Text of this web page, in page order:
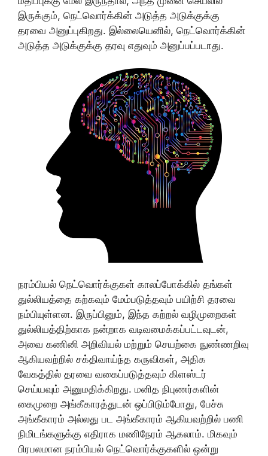
இருக்கும், நெட்வொர்க்கின் அடுத்த அடுக்குக்கு
தரவை அனுப்புகிறது. இல்லையெனில், நெட்வொர்க்கின்
அடுத்த அடுக்குக்கு தரவு எதுவும் அனுப்பப்படாது.
நரம்பியல் நெட்வொர்க்குகள் காலப்போக்கில் தங்கள்
துல்லியத்தை கற்கவும் மேம்படுத்தவும் பயிற்சி தரவை
நம்பியுள்ளன. இருப்பினும், இந்த கற்றல் வழிமுறைகள்
துல்லியத்திற்காக நன்றாக வடிவமைக்கப்பட்டவுடன்,
அவை கணினி அறிவியல் மற்றும் செயற்கை நுண்ணறிவு
ஆகியவற்றில் சக்திவாய்ந்த கருவிகள், அதிக
வேகத்தில் தரவை வகைப்படுத்தவும் கிளஸ்டர்
செய்யவும் அனுமதிக்கிறது. மனித நிபுணர்களின்
கைமுறை அங்கீகாரத்துடன் ஒப்பிடும்போது, ​​பேச்சு
அங்கீகாரம் அல்லது பட அங்கீகாரம் ஆகியவற்றில் பணி
நிமிடங்களுக்கு எதிராக மணிநேரம் ஆகலாம். மிகவும்
பிரபலமான நரம்பியல் நெட்வொர்க்குகளில் ஒன்று